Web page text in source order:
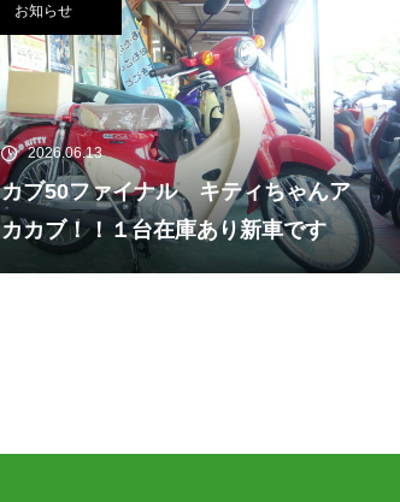
お知らせ
2026.06.13
カブ50ファイナル キティちゃんア
カカブ！！１台在庫あり新車です